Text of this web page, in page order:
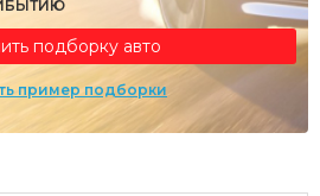
подборку авто
пример подборки